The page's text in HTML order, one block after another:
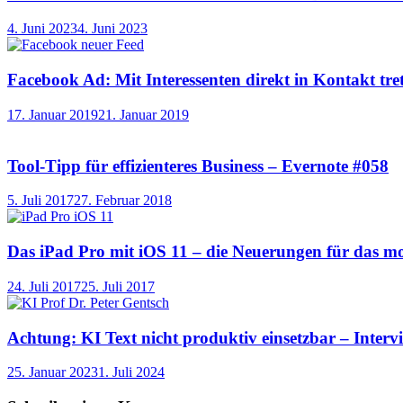
4. Juni 20234. Juni 2023
Facebook Ad: Mit Interessenten direkt in Kontakt
17. Januar 201921. Januar 2019
Tool-Tipp für effizienteres Business – Evernote #058
5. Juli 201727. Februar 2018
Das iPad Pro mit iOS 11 – die Neuerungen für das
24. Juli 201725. Juli 2017
Achtung: KI Text nicht produktiv einsetzbar –
25. Januar 20231. Juli 2024